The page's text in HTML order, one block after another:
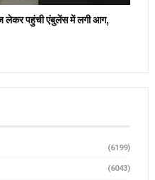
लेकर पहुंची एंबुलेंस में लगी आग,
(6199)
(6043)